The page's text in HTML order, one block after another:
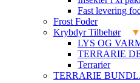
Fast levering
Frost Foder
Krybdyr Tilbehør
LYS OG
TERRARIE
Terrarier
TERRARIE